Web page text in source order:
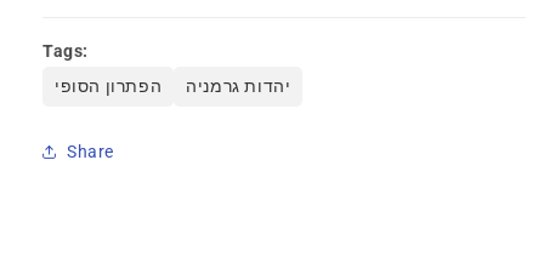
Tags:
הפתרון הסופי
יהדות גרמניה
Share